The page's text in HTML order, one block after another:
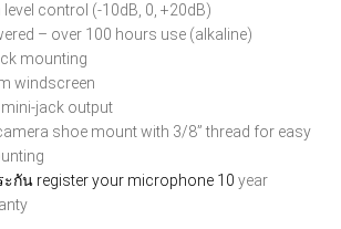
control (-10dB, 0, +20dB)
– over 100 hours use (alkaline)
mounting
windscreen
jack output
shoe mount with 3/8” thread for easy
กัน register your microphone 10 year